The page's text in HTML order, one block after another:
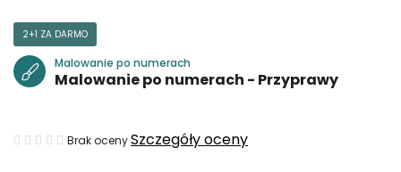
2+1 ZA DARMO
Malowanie po numerach
Malowanie po numerach - Przyprawy
Średnia
Brak ocenySzczegóły oceny